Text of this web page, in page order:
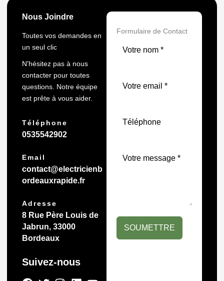
Nous Joindre
Toutes vos demandes en
un seul clic
N'hésitez pas à nous
contacter pour toutes
questions. Notre équipe
est prête à vous aider.
Téléphone
0535542902
Email
contact@electricienb
ordeauxrapide.fr
Adresse
8 Rue Père Louis de
Jabrun, 33000
Bordeaux
Suivez-nous
Formulaire de Contact
SOUMETTRE